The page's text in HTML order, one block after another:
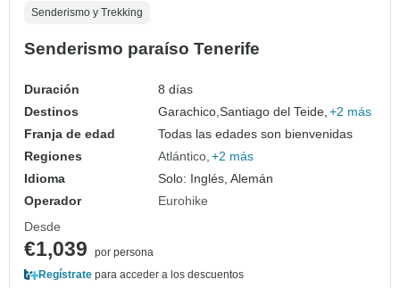
Senderismo y Trekking
Senderismo paraíso Tenerife
Duración
8 días
Destinos
Garachico,Santiago del Teide, +2 más
Franja de edad
Todas las edades son bienvenidas
Regiones
Atlántico +2 más
Idioma
Solo: Inglés, Alemán
Operador
Eurohike
Desde
€1,039
por persona
Regístrate para acceder a los descuentos